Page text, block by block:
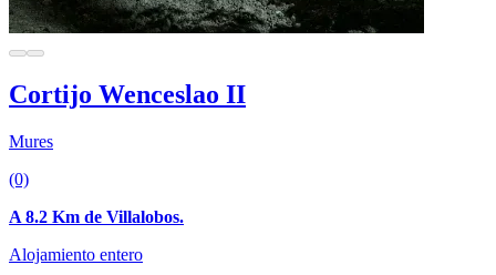
Cortijo Wenceslao II
Mures
(0)
A 8.2 Km de Villalobos.
Alojamiento entero